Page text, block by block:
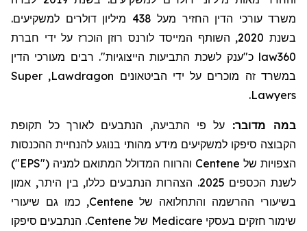
משרד עורכי הדין החזיר מעל
438 מיליון דולרים למשקיעים.
בשנת 2020, השותף המייסד לורנס רוזן הוכרז על ידי חברת
law360 כ"ענק לשכת התביעות הייצוגיות". רבים מעורכי הדין
במשרד זה מוכרים על ידי הביטאונים Lawdragon
,
Super
Lawyers
.
במה מדובר:על פי התביעה, הנתבעים לאורך כל תקופת
הקבוצה סיפקו למשקיעים מידע מהותי בנוגע להנחיית ההכנסות
הצפויות של Centene
והרווח המדולל המתואם למניה ("EPS")
לשנת הכספים 2025. הצהרות הנתבעים כללו, בין היתר, אמון
בשיעורי ההרשמה והתחלואה של Centene, כמו גם שיעורי
שימור חזקים בעסקי Medicare של Centene. הנתבעים סיפקו